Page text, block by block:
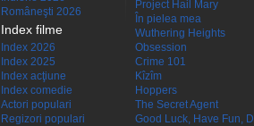
Româneşti 2026
Index filme
Index 2026
Index 2025
Index acţiune
Index comedie
Actori populari
Regizori populari
Project Hail Mary
În pielea mea
Wuthering Heights
Obsession
Crime 101
Kîzîm
Hoppers
The Secret Agent
Good Luck, Have Fun,